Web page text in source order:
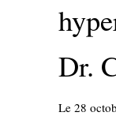
Dr.
Le 28